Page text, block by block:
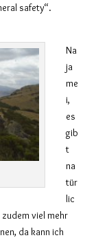
safety“.
Na
ja
me
i,
es
gib
t
na
tür
lic
viel mehr
da kann ich